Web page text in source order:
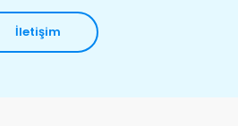
İletişim